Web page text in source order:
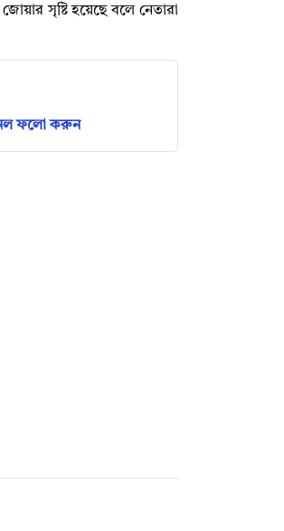
সৃষ্টি হয়েছে বলে নেতারা
ফলো করুন